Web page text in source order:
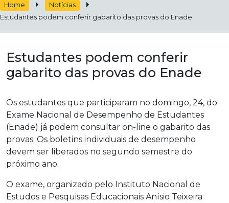
Home
Notícias
Estudantes podem conferir gabarito das provas do Enade
Estudantes podem conferir
gabarito das provas do Enade
Os estudantes que participaram no domingo, 24, do
Exame Nacional de Desempenho de Estudantes
(Enade) já podem consultar on-line o gabarito das
provas. Os boletins individuais de desempenho
devem ser liberados no segundo semestre do
próximo ano.
O exame, organizado pelo Instituto Nacional de
Estudos e Pesquisas Educacionais Anísio Teixeira